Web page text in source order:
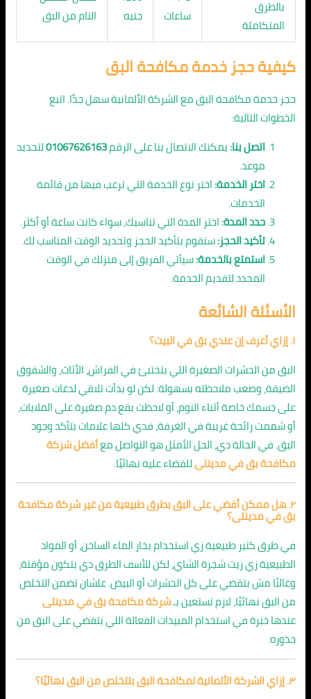
بالطرق
المتكاملة
ساعات
جنيه
التام من البق
كيفية حجز خدمة مكافحة البق
حجز خدمة مكافحة البق مع الشركة الألمانية سهل جدًا. اتبع
الخطوات التالية:
اتصل بنا:يمكنك الاتصال بنا على الرقم01067626163لتحديد
موعد.
اختر الخدمة:اختر نوع الخدمة التي ترغب فيها من قائمة
الخدمات.
حدد المدة:اختر المدة التي تناسبك، سواء كانت ساعة أو أكثر.
تأكيد الحجز:سنقوم بتأكيد الحجز وتحديد الوقت المناسب لك.
استمتع بالخدمة:سيأتي الفريق إلى منزلك في الوقت
المحدد لتقديم الخدمة.
الأسئلة الشائعة
١. إزاي أعرف إن عندي بق في البيت؟
البق من الحشرات الصغيرة اللي بتختبئ في الفراش، الأثاث، والشقوق
الضيقة، وصعب ملاحظته بسهولة. لكن لو بدأت تلاقي لدغات صغيرة
على جسمك خاصة أثناء النوم، أو لاحظت بقع دم صغيرة على الملايات،
أو شممت رائحة غريبة في الغرفة، فدي كلها علامات بتأكد وجود
البق. في الحالة دي، الحل الأمثل هو التواصل معأفضل شركة
مكافحة بق في مدينتىللقضاء عليه نهائيًا.
٢. هل ممكن أقضي على البق بطرق طبيعية من غير شركة مكافحة
بق في مدينتى؟
في طرق كتير طبيعية زي استخدام بخار الماء الساخن، أو المواد
الطبيعية زي زيت شجرة الشاي، لكن للأسف الطرق دي بتكون مؤقتة،
وغالبًا مش بتقضي على كل الحشرات أو البيض. علشان تضمن التخلص
من البق نهائيًا، لازم تستعين بـشركة مكافحة بق في مدينتى
عندها خبرة في استخدام المبيدات الفعالة اللي بتقضي على البق من
جذوره.
٣. إزاي الشركة الألمانية لمكافحة البق بتتخلص من البق نهائيًا؟